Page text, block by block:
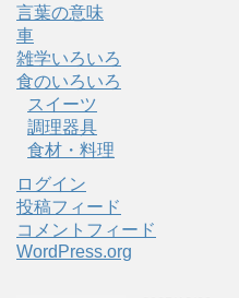
言葉の意味
車
雑学いろいろ
食のいろいろ
スイーツ
調理器具
食材・料理
ログイン
投稿フィード
コメントフィード
WordPress.org